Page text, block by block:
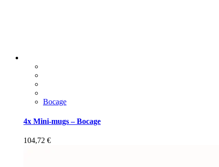
Bocage
4x Mini-mugs – Bocage
104,72 €